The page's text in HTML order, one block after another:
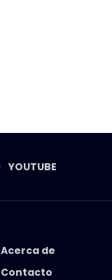
YOUTUBE
Acerca de
Contacto